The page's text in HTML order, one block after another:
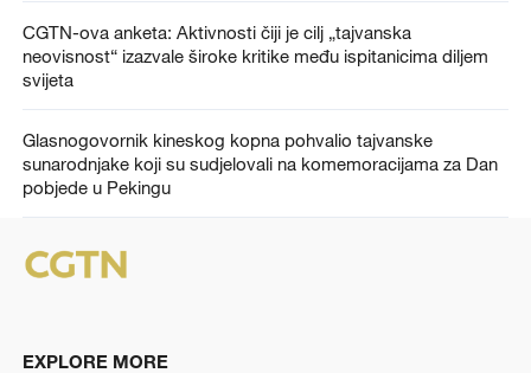
CGTN-ova anketa: Aktivnosti čiji je cilj „tajvanska
neovisnost“ izazvale široke kritike među ispitanicima diljem
svijeta
Glasnogovornik kineskog kopna pohvalio tajvanske
sunarodnjake koji su sudjelovali na komemoracijama za Dan
pobjede u Pekingu
EXPLORE MORE